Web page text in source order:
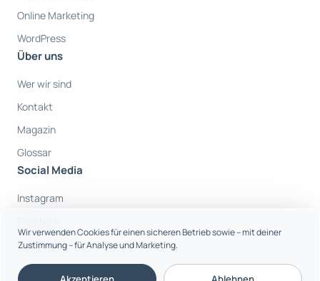
Wir verwenden Cookies für einen sicheren Betrieb sowie – mit deiner
Zustimmung – für Analyse und Marketing.
Online Marketing
WordPress
Über uns
Wer wir sind
Kontakt
Magazin
Glossar
Social Media
Instagram
Youtube